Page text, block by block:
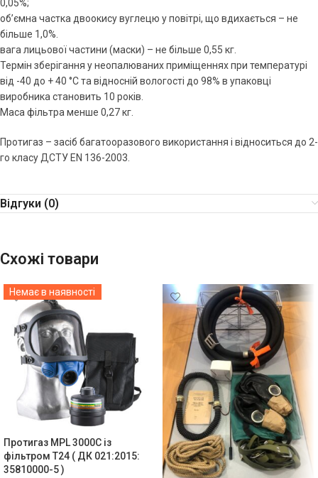
0,05%;
об’ємна частка двоокису вуглецю у повітрі, що вдихається – не
більше 1,0%.
вага лицьової частини (маски) – не більше 0,55 кг.
Термін зберігання у неопалюваних приміщеннях при температурі
від -40 до + 40 °С та відносній вологості до 98% в упаковці
виробника становить 10 років.
Маса фільтра менше 0,27 кг.
Протигаз – засіб багатооразового використання і відноситься до 2-
го класу ДСТУ EN 136-2003.
Відгуки (0)
Схожі товари
Немає в наявності
Протигаз MPL 3000C із
фільтром Т24 ( ДК 021:2015:
35810000-5 )